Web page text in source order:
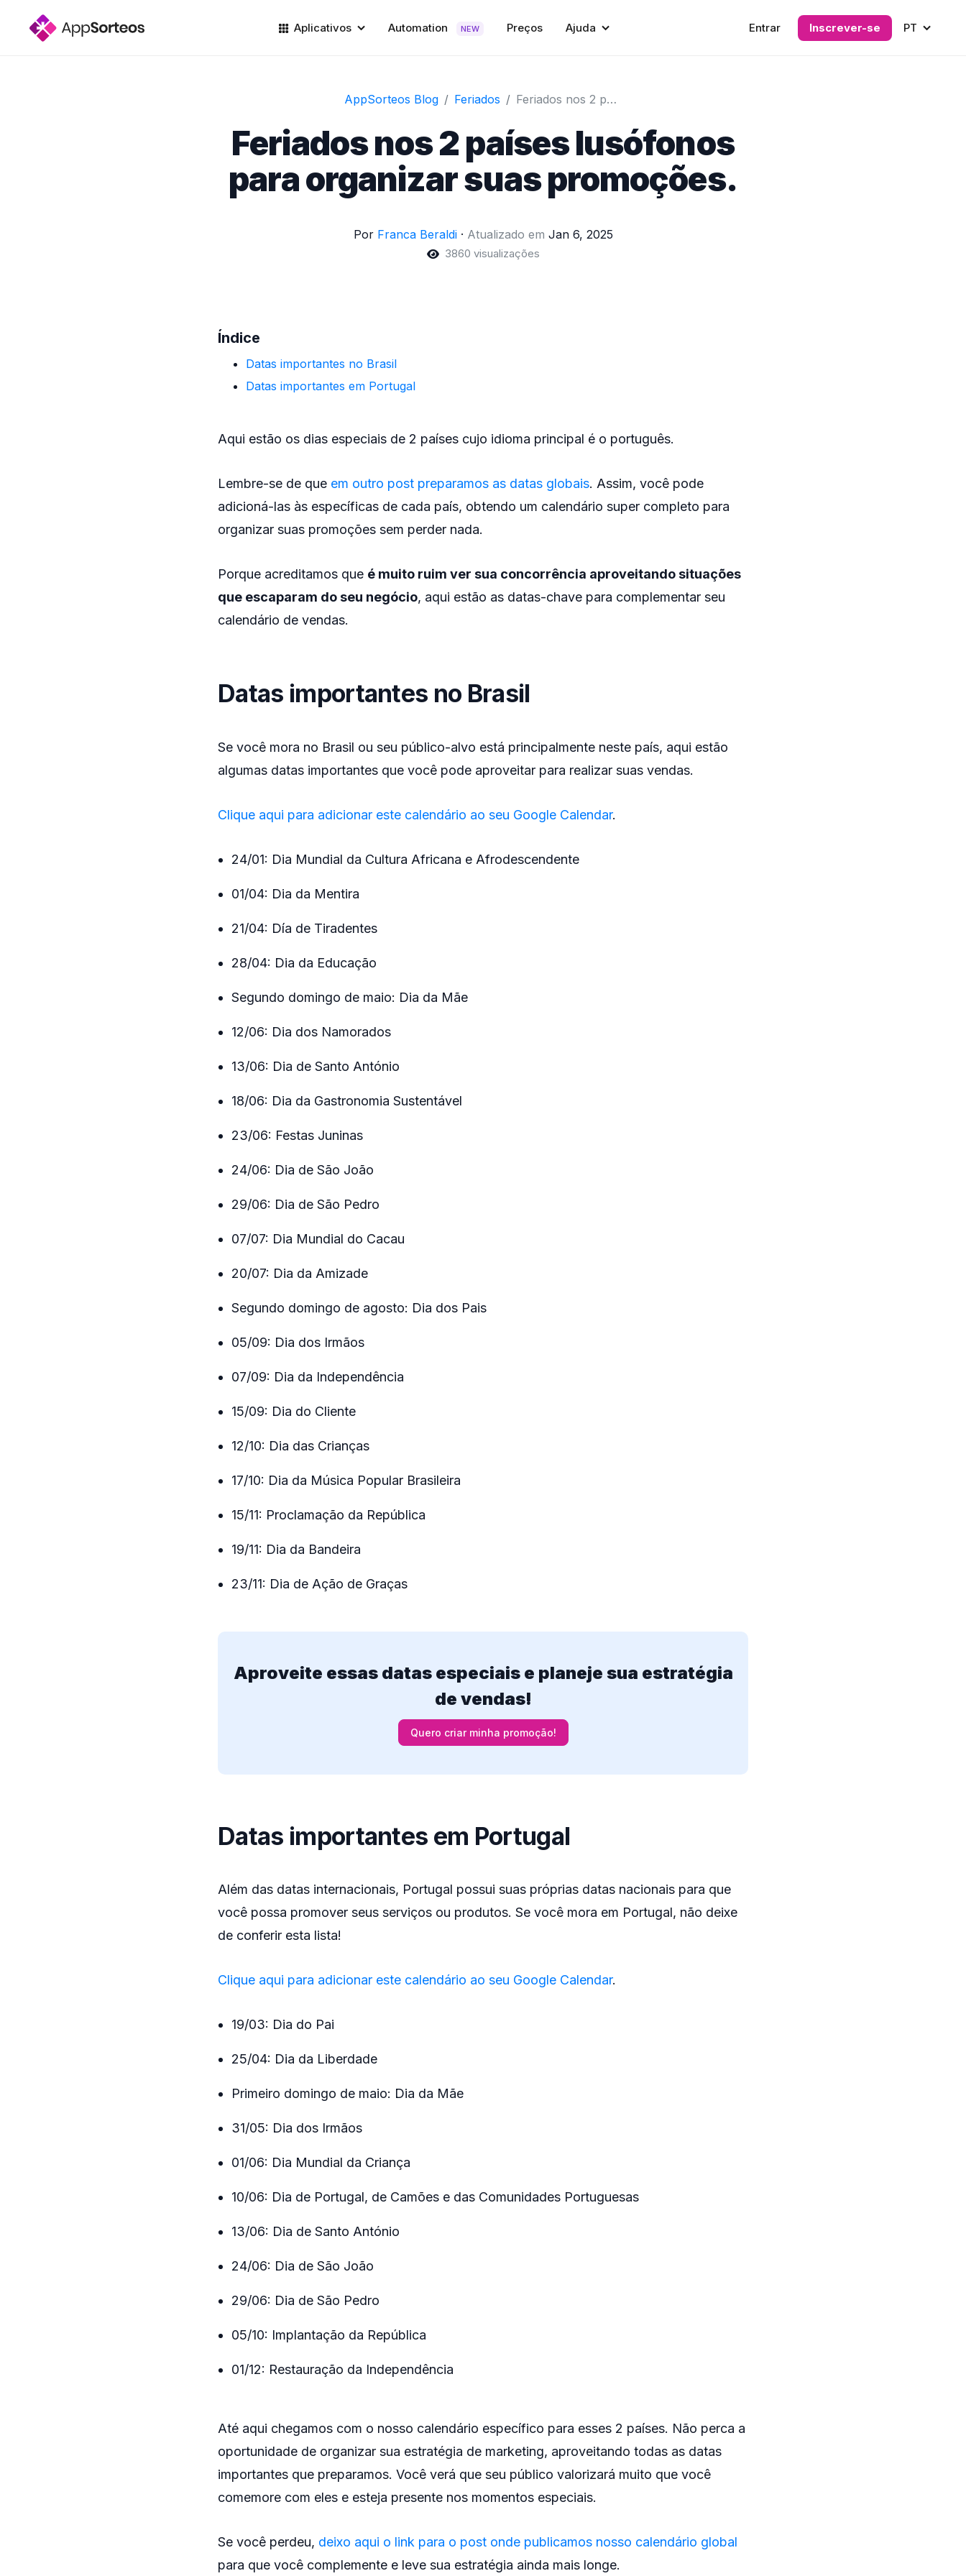
Aplicativos Automation NEW Preços Ajuda Entrar Inscrever-se PT
AppSorteos Blog Feriados Feriados nos 2 países lusófonos para organizar suas promoções.
Feriados nos 2 países lusófonos
para organizar suas promoções.
Por Franca Beraldi· Atualizado em Jan 6, 2025
3860 visualizações
Índice
Datas importantes no Brasil
Datas importantes em Portugal
Aqui estão os dias especiais de 2 países cujo idioma principal é o português.
Lembre-se de que em outro post preparamos as datas globais. Assim, você pode
adicioná-las às específicas de cada país, obtendo um calendário super completo para
organizar suas promoções sem perder nada.
Porque acreditamos que é muito ruim ver sua concorrência aproveitando situações
que escaparam do seu negócio, aqui estão as datas-chave para complementar seu
calendário de vendas.
Datas importantes no Brasil
Se você mora no Brasil ou seu público-alvo está principalmente neste país, aqui estão
algumas datas importantes que você pode aproveitar para realizar suas vendas.
Clique aqui para adicionar este calendário ao seu Google Calendar.
24/01: Dia Mundial da Cultura Africana e Afrodescendente
01/04: Dia da Mentira
21/04: Día de Tiradentes
28/04: Dia da Educação
Segundo domingo de maio: Dia da Mãe
12/06: Dia dos Namorados
13/06: Dia de Santo António
18/06: Dia da Gastronomia Sustentável
23/06: Festas Juninas
24/06: Dia de São João
29/06: Dia de São Pedro
07/07: Dia Mundial do Cacau
20/07: Dia da Amizade
Segundo domingo de agosto: Dia dos Pais
05/09: Dia dos Irmãos
07/09: Dia da Independência
15/09: Dia do Cliente
12/10: Dia das Crianças
17/10: Dia da Música Popular Brasileira
15/11: Proclamação da República
19/11: Dia da Bandeira
23/11: Dia de Ação de Graças
Aproveite essas datas especiais e planeje sua estratégia
de vendas!
Quero criar minha promoção!
Datas importantes em Portugal
Além das datas internacionais, Portugal possui suas próprias datas nacionais para que
você possa promover seus serviços ou produtos. Se você mora em Portugal, não deixe
de conferir esta lista!
Clique aqui para adicionar este calendário ao seu Google Calendar.
19/03: Dia do Pai
25/04: Dia da Liberdade
Primeiro domingo de maio: Dia da Mãe
31/05: Dia dos Irmãos
01/06: Dia Mundial da Criança
10/06: Dia de Portugal, de Camões e das Comunidades Portuguesas
13/06: Dia de Santo António
24/06: Dia de São João
29/06: Dia de São Pedro
05/10: Implantação da República
01/12: Restauração da Independência
Até aqui chegamos com o nosso calendário específico para esses 2 países. Não perca a
oportunidade de organizar sua estratégia de marketing, aproveitando todas as datas
importantes que preparamos. Você verá que seu público valorizará muito que você
comemore com eles e esteja presente nos momentos especiais.
Se você perdeu, deixo aqui o link para o post onde publicamos nosso calendário global
para que você complemente e leve sua estratégia ainda mais longe.